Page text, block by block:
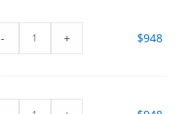
- + $948